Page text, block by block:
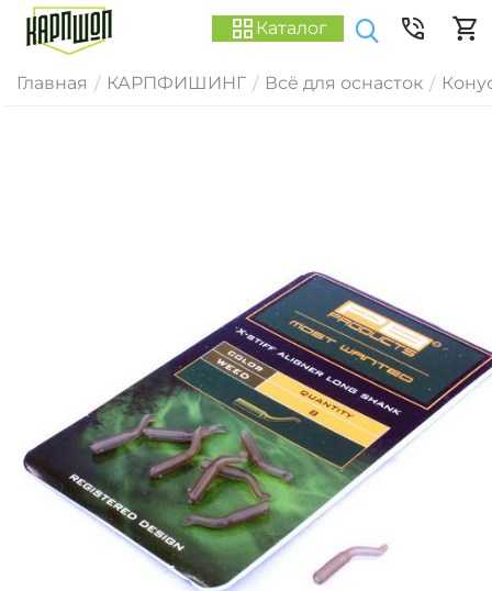
Каталог
Главная / КАРПФИШИНГ / Всё для оснасток /